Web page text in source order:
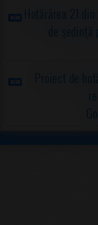
Hotărârea 21
de
Proiect de